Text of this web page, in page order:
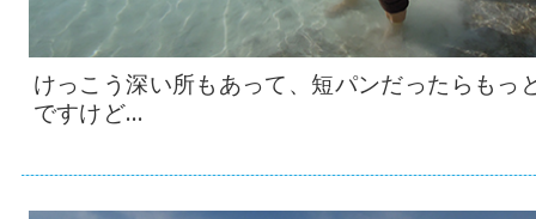
けっこう深い所もあって、短パンだったらもっ
ですけど…